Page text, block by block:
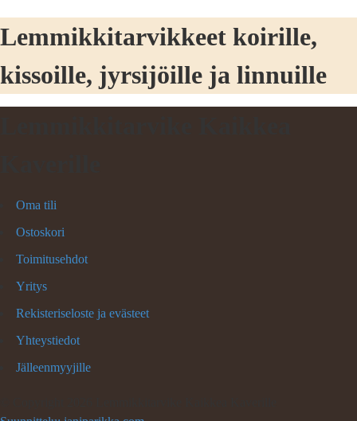
Lemmikkitarvikkeet koirille,
kissoille, jyrsijöille ja linnuille
Oma tili
Ostoskori
Toimitusehdot
Yritys
Rekisteriseloste ja evästeet
Yhteystiedot
Jälleenmyyjille